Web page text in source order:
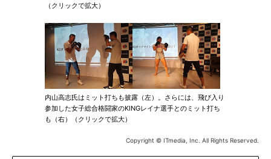
（クリックで拡大）
内山高志氏はミット打ちも披露（左）。さらには、飛び入り
参加した女子総合格闘家のKINGレイナ選手とのミット打ち
も（右）（クリックで拡大）
Copyright © ITmedia, Inc. All Rights Reserved.